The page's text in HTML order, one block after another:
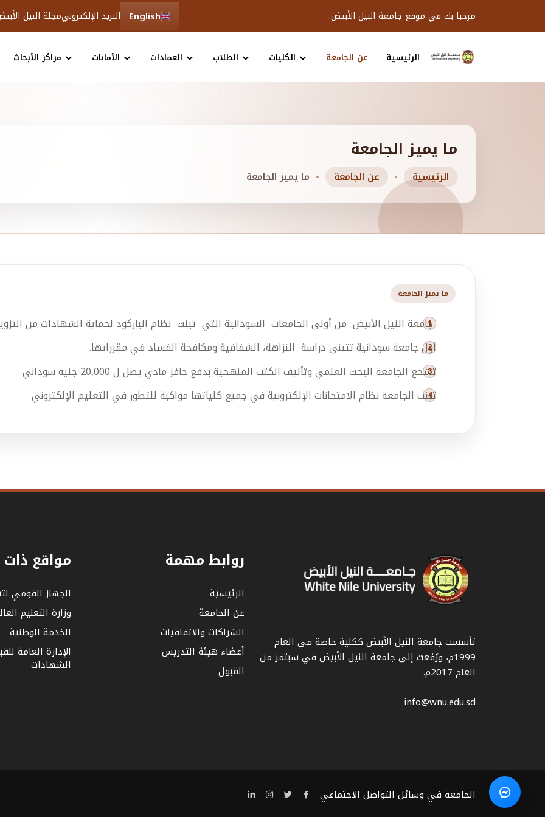
مرحبا بك في موقع جامعة النيل الأبيض. English البريد الإلكترونيمجلة النيل
الرئيسية عن الجامعة الكليات الطلاب العمادات الأمانات مراكز الأبحاث
ما يميز الجامعة
الرئيسية عن الجامعة ما يميز الجامعة
ما يميز الجامعة
جامعة النيل الأبيض من أولى الجامعات السودانية التي تبنت نظام الباركود لحماية الشهادات من
أول جامعة سودانية تتبنى دراسة النزاهة، الشفافية ومكافحة الفساد في مقرراتها.
تشجع الجامعة البحث العلمي وتأليف الكتب المنهجية بدفع حافز مادي يصل ل 20,000 جنيه سوداني
تبنت الجامعة نظام الامتحانات الإلكترونية في جميع كلياتها مواكبة للتطور في التعليم الإلكتروني
تأسست جامعة النيل الأبيض ككلية خاصة في العام
1999م، ورُفعت إلى جامعة النيل الأبيض في سبتمر من
العام 2017م.
info@wnu.edu.sd
روابط مهمة
الرئيسية
عن الجامعة
الشراكات والاتفاقيات
أعضاء هيئة التدريس
القبول
مواقع
الجهاز القومي
وزارة التعليم
الخدمة الوطنية
الإدارة العامة
الشهادات
الجامعة في وسائل التواصل الاجتماعي